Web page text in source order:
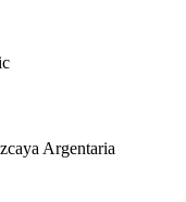
Argentaria